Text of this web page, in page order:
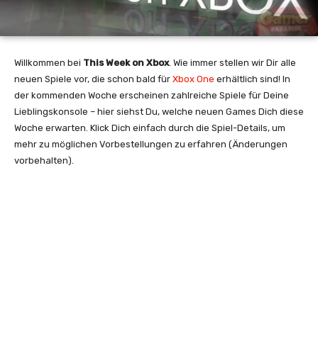
Willkommen bei This Week on Xbox. Wie immer stellen wir Dir alle
neuen Spiele vor, die schon bald für Xbox One erhältlich sind! In
der kommenden Woche erscheinen zahlreiche Spiele für Deine
Lieblingskonsole – hier siehst Du, welche neuen Games Dich diese
Woche erwarten. Klick Dich einfach durch die Spiel-Details, um
mehr zu möglichen Vorbestellungen zu erfahren (Änderungen
vorbehalten).